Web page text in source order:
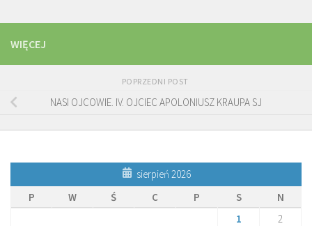
WIĘCEJ
POPRZEDNI POST
NASI OJCOWIE. IV. OJCIEC APOLONIUSZ KRAUPA SJ
sierpień 2026
P
W Ś C P S
N
1
2